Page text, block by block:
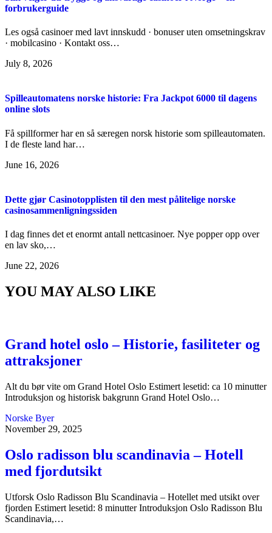
forbrukerguide
Les også casinoer med lavt innskudd · bonuser uten omsetningskrav
· mobilcasino · Kontakt oss…
July 8, 2026
Spilleautomatens norske historie: Fra Jackpot 6000 til dagens
online slots
Få spillformer har en så særegen norsk historie som spilleautomaten.
I de fleste land har…
June 16, 2026
Dette gjør Casinotopplisten til den mest pålitelige norske
casinosammenligningssiden
I dag finnes det et enormt antall nettcasinoer. Nye popper opp over
en lav sko,…
June 22, 2026
YOU MAY ALSO LIKE
Grand hotel oslo – Historie, fasiliteter og
attraksjoner
Alt du bør vite om Grand Hotel Oslo Estimert lesetid: ca 10 minutter
Introduksjon og historisk bakgrunn Grand Hotel Oslo…
Norske Byer
November 29, 2025
Oslo radisson blu scandinavia – Hotell
med fjordutsikt
Utforsk Oslo Radisson Blu Scandinavia – Hotellet med utsikt over
fjorden Estimert lesetid: 8 minutter Introduksjon Oslo Radisson Blu
Scandinavia,…